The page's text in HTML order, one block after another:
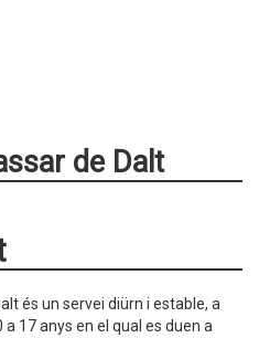
de Dalt
és un servei diürn i estable, a
17 anys en el qual es duen a